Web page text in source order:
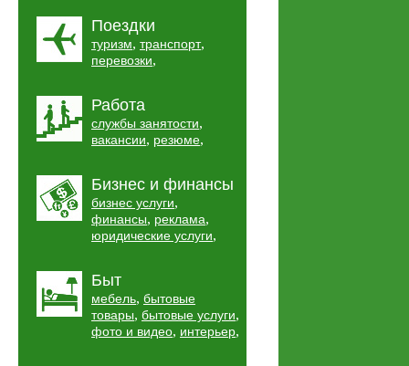
Поездки
туризм, транспорт,
перевозки,
Работа
службы занятости,
вакансии, резюме,
Бизнес и финансы
бизнес услуги,
финансы, реклама,
юридические услуги,
Быт
мебель, бытовые
товары, бытовые услуги,
фото и видео, интерьер,